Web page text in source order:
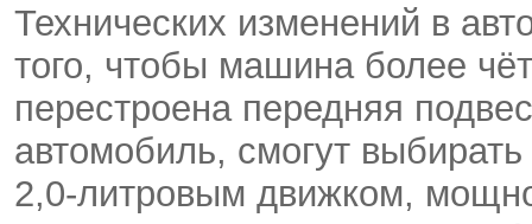
Технических изменений в
того, чтобы машина более
перестроена передняя
автомобиль, смогут
2,0-литровым движком,